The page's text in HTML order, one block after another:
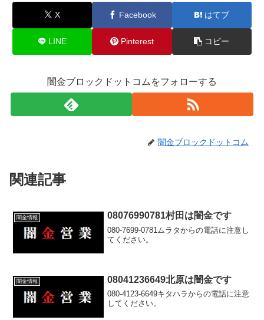
X Facebook はてブ
LINE Pinterest コピー
闇金ブロックドットコムをフォローする
闇金ブロックドットコム
関連記事
闇金情報 08076990781村田は闇金です
080-7699-0781ムラタからの電話に注意し
てください。
闇金情報 08041236649北原は闇金です
080-4123-6649キタハラからの電話に注意
してください。